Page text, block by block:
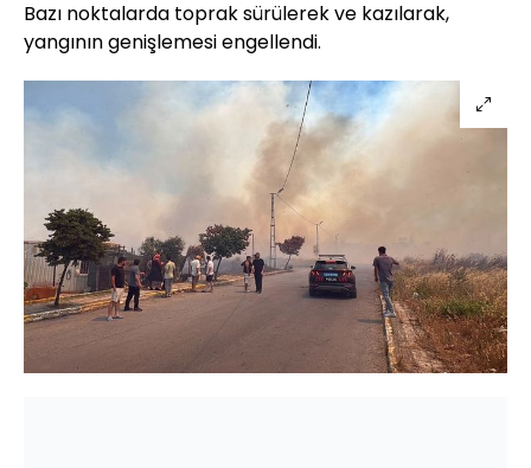
Bazı noktalarda toprak sürülerek ve kazılarak,
yangının genişlemesi engellendi.